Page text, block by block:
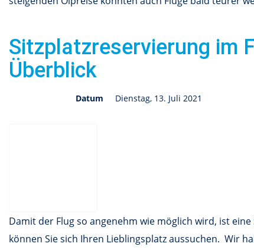
Sitzplatzreservierung im
Überblick
Datum Dienstag, 13. Juli 2021
Damit der Flug so angenehm wie möglich wird, ist
können Sie sich Ihren Lieblingsplatz aussuchen. Wir